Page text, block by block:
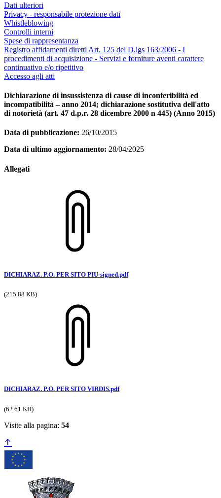
Dati ulteriori
Privacy - responsabile protezione dati
Whistleblowing
Controlli interni
Spese di rappresentanza
Registro affidamenti diretti Art. 125 del D.lgs 163/2006 - I
procedimenti di acquisizione - Servizi e forniture aventi carattere
continuativo e/o ripetitivo
Accesso agli atti
Dichiarazione di insussistenza di cause di inconferibilità ed
incompatibilità – anno 2014; dichiarazione sostitutiva dell'atto
di notorietà (art. 47 d.p.r. 28 dicembre 2000 n 445) (Anno 2015)
Data di pubblicazione: 26/10/2015
Data di ultimo aggiornamento: 28/04/2025
Allegati
DICHIARAZ. P.O. PER SITO PIU-signed.pdf
(215.88 KB)
DICHIARAZ. P.O. PER SITO VIRDIS.pdf
(62.61 KB)
Visite alla pagina: 54